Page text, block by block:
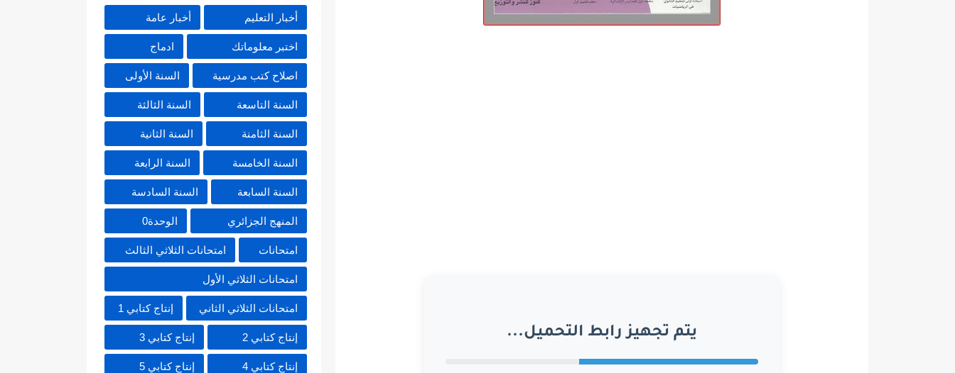
يتم تجهيز رابط التحميل...
أخبار التعليم أخبار عامة
اختبر معلوماتك ادماج
اصلاح كتب مدرسية السنة الأولى
السنة التاسعة السنة الثالثة
السنة الثامنة السنة الثانية
السنة الخامسة السنة الرابعة
السنة السابعة السنة السادسة
المنهج الجزائري الوحدة0
امتحانات امتحانات الثلاثي الثالث
امتحانات الثلاثي الأول
امتحانات الثلاثي الثاني إنتاج كتابي 1
إنتاج كتابي 2 إنتاج كتابي 3
إنتاج كتابي 4 إنتاج كتابي 5